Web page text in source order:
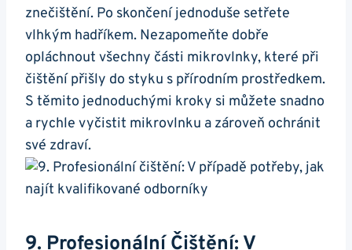
⁢znečištění. Po skončení jednoduše setřete
vlhkým hadříkem. Nezapomeňte dobře
opláchnout⁢ všechny části mikrovlnky, které při
čištění přišly do styku​ s přírodním prostředkem.
S těmito jednoduchými kroky si můžete⁢ snadno
a ‌rychle vyčistit mikrovlnku a ‌zároveň ochránit ​
své zdraví.
9. Profesionální⁢ Čištění: V